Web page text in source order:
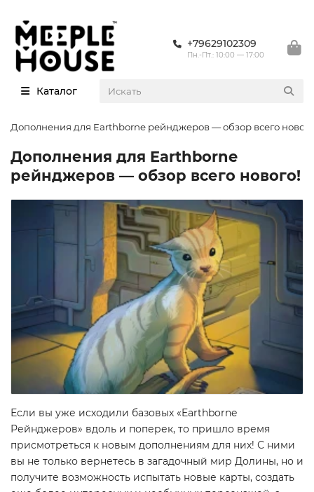
+79629102309
Пн.-Пт.: 10:00 — 17:00
Каталог
Дополнения для Earthborne рейнджеров — обзор всего
Дополнения для Earthborne
рейнджеров — обзор всего нового!
Если вы уже исходили базовых «Earthborne
Рейнджеров» вдоль и поперек, то пришло время
присмотреться к новым дополнениям для них! С ними
вы не только вернетесь в загадочный мир Долины, но и
получите возможность испытать новые карты, создать